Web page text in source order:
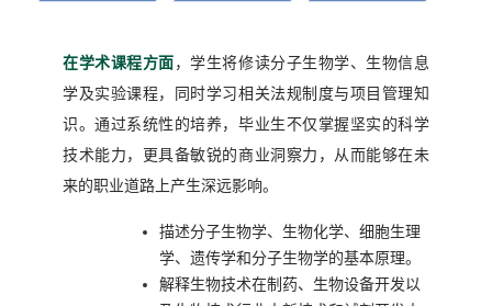
在学术课程方面，学生将修读分子生物学、生物信息
学及实验课程，同时学习相关法规制度与项目管理知
识。通过系统性的培养，毕业生不仅掌握坚实的科学
技术能力，更具备敏锐的商业洞察力，从而能够在未
来的职业道路上产生深远影响。
描述分子生物学、生物化学、细胞生理
学、遗传学和分子生物学的基本原理。
解释生物技术在制药、生物设备开发以